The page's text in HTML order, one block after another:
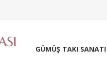
GÜMÜŞ TAKI SANATI